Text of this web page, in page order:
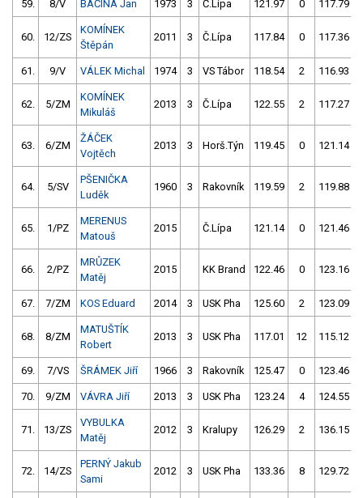
59. 8/V BAČINA Jan 1973 3 Č.Lípa 121.97 0 117.79
60. 12/ZS
KOMÍNEK
Štěpán
2011 3 Č.Lípa 117.84 0 117.36
61. 9/V VÁLEK Michal 1974 3 VS Tábor 118.54 2 116.93
62. 5/ZM
KOMÍNEK
Mikuláš
2013 3 Č.Lípa 122.55 2 117.27
63. 6/ZM
ŽÁČEK
Vojtěch
2013 3 Horš.Týn 119.45 0 121.14
64. 5/SV
PŠENIČKA
Luděk
1960 3 Rakovník 119.59 2 119.88
65. 1/PZ
MERENUS
Matouš
2015 Č.Lípa 121.14 0 121.46
66. 2/PZ
MRŮZEK
Matěj
2015 KK Brand 122.46 0 123.16
67. 7/ZM KOS Eduard 2014 3 USK Pha 125.60 2 123.09
68. 8/ZM
MATUŠTÍK
Robert
2013 3 USK Pha 117.01 12 115.12
69. 7/VS ŠRÁMEK Jiří 1966 3 Rakovník 125.47 0 123.46
70. 9/ZM VÁVRA Jiří 2013 3 USK Pha 123.24 4 124.55
71. 13/ZS
VYBULKA
Matěj
2012 3 Kralupy 126.29 2 136.15
72. 14/ZS
PERNÝ Jakub
Sami
2012 3 USK Pha 133.36 8 129.72